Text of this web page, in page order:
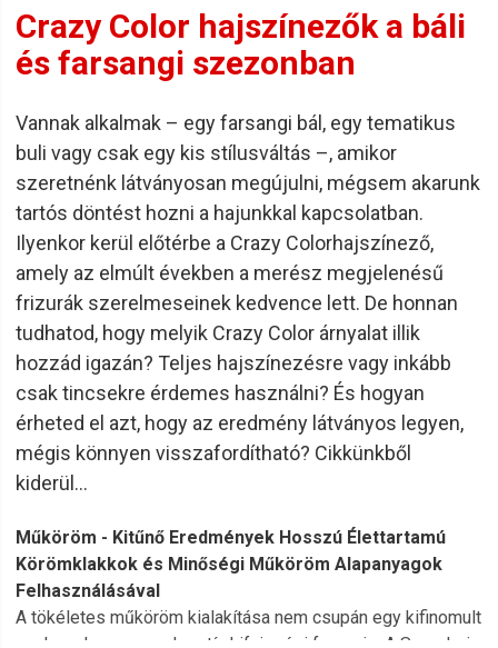
Crazy Color hajszínezők a báli
és farsangi szezonban
Vannak alkalmak – egy farsangi bál, egy tematikus
buli vagy csak egy kis stílusváltás –, amikor
szeretnénk látványosan megújulni, mégsem akarunk
tartós döntést hozni a hajunkkal kapcsolatban.
Ilyenkor kerül előtérbe a Crazy Colorhajszínező,
amely az elmúlt években a merész megjelenésű
frizurák szerelmeseinek kedvence lett. De honnan
tudhatod, hogy melyik Crazy Color árnyalat illik
hozzád igazán? Teljes hajszínezésre vagy inkább
csak tincsekre érdemes használni? És hogyan
érheted el azt, hogy az eredmény látványos legyen,
mégis könnyen visszafordítható? Cikkünkből
kiderül…
Műköröm - Kitűnő Eredmények Hosszú Élettartamú
Körömklakkok és Minőségi Műköröm Alapanyagok
Felhasználásával
A tökéletes műköröm kialakítása nem csupán egy kifinomult